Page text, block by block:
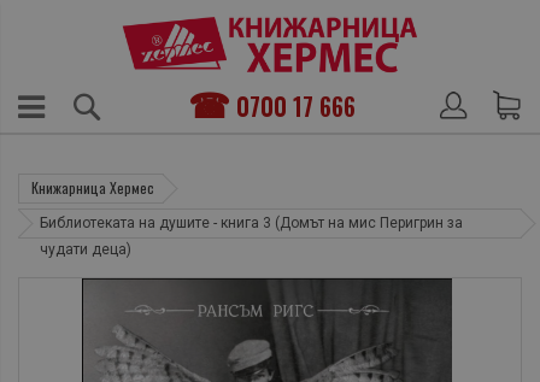
0700 17 666
Книжарница Хермес
Библиотеката на душите - книга 3 (Домът на мис Перигрин за
чудати деца)